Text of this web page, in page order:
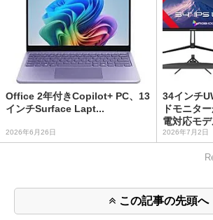
Office 2年付きCopilot+ PC、13
インチSurface Lapt...
2026年6月26日
34インチ
ドモニタ
電対応モ
2026年7月2日
この記事の先頭へ